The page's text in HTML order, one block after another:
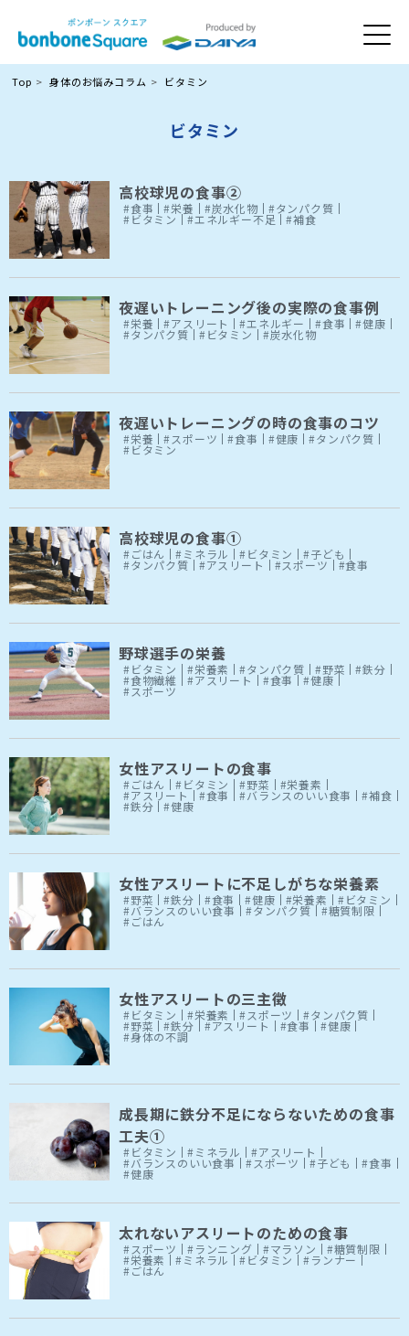
Top 身体のお悩みコラム ビタミン
ビタミン
高校球児の食事②
#食事 #栄養 #炭水化物 #タンパク質
#ビタミン #エネルギー不足 #補食
夜遅いトレーニング後の実際の食事例
#栄養 #アスリート #エネルギー #食事 #健康
#タンパク質 #ビタミン #炭水化物
夜遅いトレーニングの時の食事のコツ
#栄養 #スポーツ #食事 #健康 #タンパク質
#ビタミン
高校球児の食事①
#ごはん #ミネラル #ビタミン #子ども
#タンパク質 #アスリート #スポーツ #食事
野球選手の栄養
#ビタミン #栄養素 #タンパク質 #野菜 #鉄分
#食物繊維 #アスリート #食事 #健康
#スポーツ
女性アスリートの食事
#ごはん #ビタミン #野菜 #栄養素
#アスリート #食事 #バランスのいい食事 #補食
#鉄分 #健康
女性アスリートに不足しがちな栄養素
#野菜 #鉄分 #食事 #健康 #栄養素 #ビタミン
#バランスのいい食事 #タンパク質 #糖質制限
#ごはん
女性アスリートの三主徴
#ビタミン #栄養素 #スポーツ #タンパク質
#野菜 #鉄分 #アスリート #食事 #健康
#身体の不調
成長期に鉄分不足にならないための食事
工夫①
#ビタミン #ミネラル #アスリート
#バランスのいい食事 #スポーツ #子ども #食事
#健康
太れないアスリートのための食事
#スポーツ #ランニング #マラソン #糖質制限
#栄養素 #ミネラル #ビタミン #ランナー
#ごはん